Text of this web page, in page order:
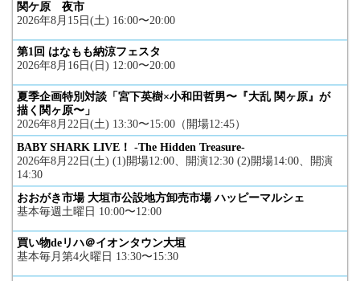
関ケ原 夜市
2026年8月15日(土) 16:00〜20:00
第1回 はなもも納涼フェスタ
2026年8月16日(日) 12:00〜20:00
夏季企画特別対談「宮下英樹×小和田哲男〜『大乱 関ヶ原』が
描く関ヶ原〜」
2026年8月22日(土) 13:30〜15:00（開場12:45）
BABY SHARK LIVE！ -The Hidden Treasure-
2026年8月22日(土) (1)開場12:00、開演12:30 (2)開場14:00、開演
14:30
おおがき市場 大垣市公設地方卸売市場 ハッピーマルシェ
基本毎週土曜日 10:00〜12:00
買い物deリハ＠イオンタウン大垣
基本毎月第4火曜日 13:30〜15:30